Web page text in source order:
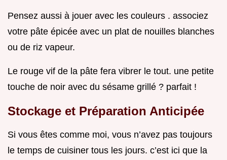
Pensez aussi à jouer avec les couleurs . associez
votre pâte épicée avec un plat de nouilles blanches
ou de riz vapeur.
Le rouge vif de la pâte fera vibrer le tout. une petite
touche de noir avec du sésame grillé ? parfait !
Stockage et Préparation Anticipée
Si vous êtes comme moi, vous n’avez pas toujours
le temps de cuisiner tous les jours. c’est ici que la